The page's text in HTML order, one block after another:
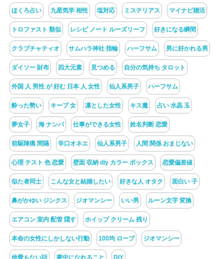
ほくろ占い 九星気学 相性 塩対応 ミステリアス マイナビ婚活
トロファスト 類似 レシピ ノート ルーズリーフ 好きになる瞬間
クラブチャティオ サムハラ神社 指輪 ハーフサム 男に好かれる男
ダイソー 財布 四大元素 見つめる 自分の気持ち タロット
外国 人 男性 が 好む 日本 人 女性 仙人系男子 ハーフサム
酔った勢い キープ 女 凛とした女性 キス魔 占い 水晶 玉
夢女子 海 ナンパ 仕事ができる女性 姓名判断 恋愛
前駆陣痛 間隔 辛口オネエ 仙人系男子 人間 関係 おまじない
心理 テスト 色 恋愛 壁面 収納 diy カラー ボックス 恋愛偏差値
似た者同士 こんな女と結婚したい 好きな人 オタク 面白い 子
鼻がかゆい ジンクス ジオマンシー いい男 ルーン文字 変換
エアコン 室内 配管 隠す ホイップ クリーム 残り
本命の女性にしかしない行動 100均 ロープ ジオマンシー
他愛もない話 夢中になれること DIY